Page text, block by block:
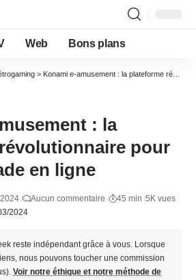
Web Bons plans
> Konami e-amusement : la plateforme révolutionnaire pour le jeu d’arcade en ligne
: la
pour
en ligne
2024
Aucun commentaire 45 min 5K vues
reste indépendant grâce à vous. Lorsque
nous pouvons toucher une commission
Voir notre éthique et notre méthode de